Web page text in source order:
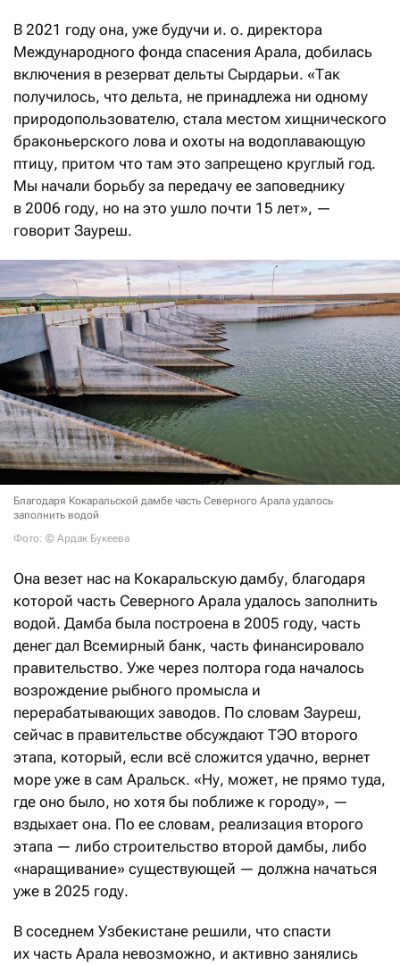
В 2021 году она, уже будучи и. о. директора
Международного фонда спасения Арала, добилась
включения в резерват дельты Сырдарьи. «Так
получилось, что дельта, не принадлежа ни одному
природопользователю, стала местом хищнического
браконьерского лова и охоты на водоплавающую
птицу, притом что там это запрещено круглый год.
Мы начали борьбу за передачу ее заповеднику
в 2006 году, но на это ушло почти 15 лет», —
говорит Зауреш.
Благодаря Кокаральской дамбе часть Северного Арала удалось
заполнить водой
Фото: © Ардак Букеева
Она везет нас на Кокаральскую дамбу, благодаря
которой часть Северного Арала удалось заполнить
водой. Дамба была построена в 2005 году, часть
денег дал Всемирный банк, часть финансировало
правительство. Уже через полтора года началось
возрождение рыбного промысла и
перерабатывающих заводов. По словам Зауреш,
сейчас в правительстве обсуждают ТЭО второго
этапа, который, если всё сложится удачно, вернет
море уже в сам Аральск. «Ну, может, не прямо туда,
где оно было, но хотя бы поближе к городу», —
вздыхает она. По ее словам, реализация второго
этапа — либо строительство второй дамбы, либо
«наращивание» существующей — должна начаться
уже в 2025 году.
В соседнем Узбекистане решили, что спасти
их часть Арала невозможно, и активно занялись